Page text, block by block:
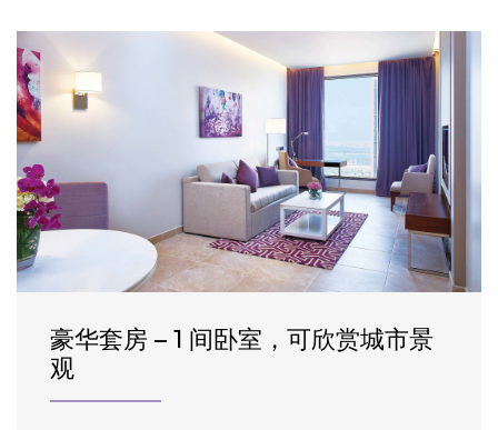
网城地铁站相对。
酒店特色
这家酒店提供 408 间全新套房、体育酒吧、全
天营业的餐厅、大堂酒廊、咖啡厅和带泳池酒
吧的室外泳池甲板。 长期访客还可以使用公共
场所的免费自助停车和 WiFi。 还有会议空间、
商务中心、水疗中心、酒吧和其他便利设施
房间 便利设施
豪华套房 – 1 间卧室，可欣赏城市景
观